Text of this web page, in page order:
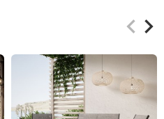
keyboard_arrow_left
keyboard_arrow_right